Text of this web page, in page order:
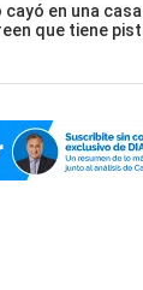
en una
que tiene